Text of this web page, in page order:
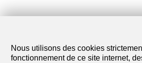
Nous utilisons des cookies
fonctionnement de ce site internet,